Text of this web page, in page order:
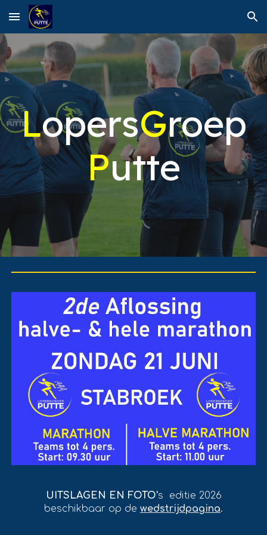
Skip to main content Skip to navigation
LopersGroep
Putte
UITSLAGEN EN FOTO's editie 2026
beschikbaar op de wedstrijdpagina.